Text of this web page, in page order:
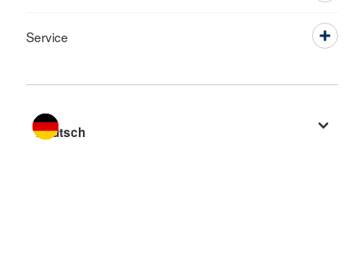
Service
Sprache wechseln zu